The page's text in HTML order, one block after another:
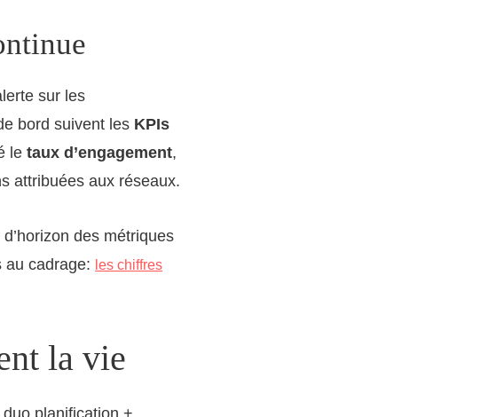
sur les
bord suivent les KPIs
le taux d’engagement,
attribuées aux réseaux.
des métriques
au cadrage: les chiffres
la vie
planification +